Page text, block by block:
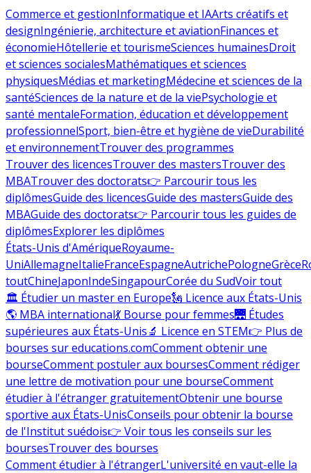
Commerce et gestionInformatique et IAArts créatifs et
designIngénierie, architecture et aviationFinances et
économieHôtellerie et tourismeSciences humainesDroit
et sciences socialesMathématiques et sciences
physiquesMédias et marketingMédecine et sciences de la
santéSciences de la nature et de la viePsychologie et
santé mentaleFormation, éducation et développement
professionnelSport, bien-être et hygiène de vieDurabilité
et environnementTrouver des programmes
Trouver des licencesTrouver des mastersTrouver des
MBATrouver des doctorats👉 Parcourir tous les
diplômesGuide des licencesGuide des mastersGuide des
MBAGuide des doctorats👉 Parcourir tous les guides de
diplômesExplorer les diplômes
États-Unis d'AmériqueRoyaume-
UniAllemagneItalieFranceEspagneAutrichePologneGrèce
toutChineJaponIndeSingapourCorée du SudVoir tout
🏛 Étudier un master en Europe🗽 Licence aux États-Unis
🌎 MBA international💃 Bourse pour femmes🌉 Études
supérieures aux États-Unis🔬 Licence en STEM👉 Plus de
bourses sur educations.comComment obtenir une
bourseComment postuler aux boursesComment rédiger
une lettre de motivation pour une bourseComment
étudier à l'étranger gratuitementObtenir une bourse
sportive aux États-UnisConseils pour obtenir la bourse
de l'Institut suédois👉 Voir tous les conseils sur les
boursesTrouver des bourses
Comment étudier à l'étrangerL'université en vaut-elle la